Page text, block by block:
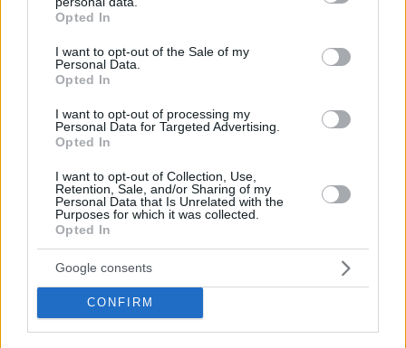
grant or deny consent to Google and its third-party tags to
use your data for below specified purposes in below Google
consent section.
Opted In
I want to opt-out of the Sale of my
Personal Data.
Opted In
I want to opt-out of processing my
Personal Data for Targeted Advertising.
Opted In
I want to opt-out of Collection, Use,
Retention, Sale, and/or Sharing of my
Personal Data that Is Unrelated with the
Purposes for which it was collected.
Opted In
Google consents
CONFIRM
«Δεν το πιστεύουμε», λένε οι Αμερικανοί που
υιοθέτησαν τον Αφγανό στη Λέσβο - Η αρχική
εκδοχή για το φονικό στην Κυψέλη και η σιωπή
07.08.2026, 07:19